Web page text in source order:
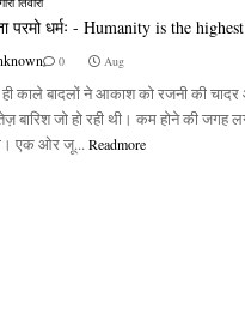
परमो धर्मः - Humanity is the
0 Aug
काले बादलों ने आकाश को रजनी की
बारिश जो हो रही थी। कम होने की जगह
एक ओर जू... Readmore